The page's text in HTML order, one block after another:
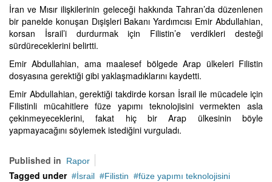
İran ve Mısır ilişkilerinin geleceği hakkında Tahran’da düzenlenen
bir panelde konuşan Dışişleri Bakanı Yardımcısı Emir Abdullahian,
korsan İsrail’i durdurmak için Filistin’e verdikleri desteği
sürdüreceklerini belirtti.
Emir Abdullahian, ama maalesef bölgede Arap ülkeleri Filistin
dosyasına gerektiği gibi yaklaşmadıklarını kaydetti.
Emir Abdullahian, gerektiği takdirde korsan İsrail ile mücadele için
Filistinli mücahitlere füze yapımı teknolojisini vermekten asla
çekinmeyeceklerini, fakat hiç bir Arap ülkesinin böyle
yapmayacağını söylemek istediğini vurguladı.
Published in Rapor
Tagged under İsrail Filistin
füze yapımı teknolojisini